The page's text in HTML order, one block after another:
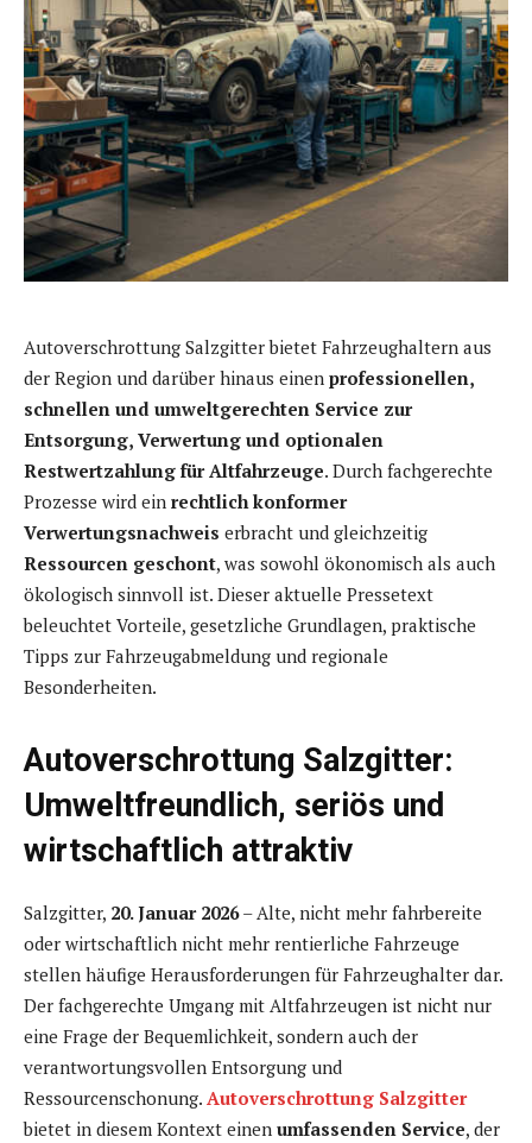
Autoverschrottung Salzgitter bietet Fahrzeughaltern aus
der Region und darüber hinaus einen professionellen,
schnellen und umweltgerechten Service zur
Entsorgung, Verwertung und optionalen
Restwertzahlung für Altfahrzeuge. Durch fachgerechte
Prozesse wird ein rechtlich konformer
Verwertungsnachweis erbracht und gleichzeitig
Ressourcen geschont, was sowohl ökonomisch als auch
ökologisch sinnvoll ist. Dieser aktuelle Pressetext
beleuchtet Vorteile, gesetzliche Grundlagen, praktische
Tipps zur Fahrzeugabmeldung und regionale
Besonderheiten.
Autoverschrottung Salzgitter:
Umweltfreundlich, seriös und
wirtschaftlich attraktiv
Salzgitter, 20. Januar 2026– Alte, nicht mehr fahrbereite
oder wirtschaftlich nicht mehr rentierliche Fahrzeuge
stellen häufige Herausforderungen für Fahrzeughalter dar.
Der fachgerechte Umgang mit Altfahrzeugen ist nicht nur
eine Frage der Bequemlichkeit, sondern auch der
verantwortungsvollen Entsorgung und
Ressourcenschonung. Autoverschrottung Salzgitter
bietet in diesem Kontext einen umfassenden Service, der